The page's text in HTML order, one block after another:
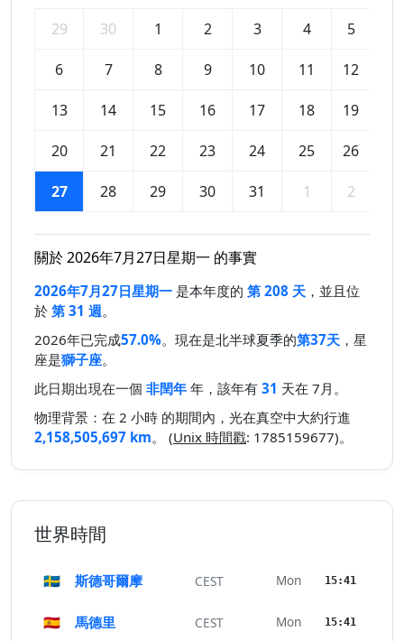
29 30 1 2 3 4 5
6 7 8 9 10 11 12
13 14 15 16 17 18 19
20 21 22 23 24 25 26
27 28 29 30 31 1 2
關於 2026年7月27日星期一 的事實
2026年7月27日星期一 是本年度的 第 208 天 ，並且位
於 第 31 週。
2026年已完成57.0%。現在是北半球夏季的第37天 ，星
座是獅子座。
此日期出現在一個 非閏年 年，該年有 31 天在 7月。
物理背景：在 2 小時 的期間內，光在真空中大約行進
2,158,505,697 km。 (Unix 時間戳: 1785159677)。
世界時間
🇸🇪 斯德哥爾摩 CEST Mon 15:41
🇪🇸 馬德里 CEST Mon 15:41